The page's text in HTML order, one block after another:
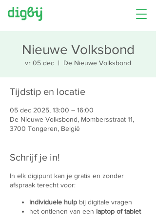
Nieuwe Volksbond
vr 05 dec
  |
De Nieuwe Volksbond
Tijdstip en locatie
05 dec 2025, 13:00 – 16:00
De Nieuwe Volksbond, Mombersstraat 11,
3700 Tongeren, België
Schrijf je in!
In elk digipunt kan je gratis en zonder
afspraak terecht voor:
individuele hulp bij digitale vragen
het ontlenen van een laptop of tablet